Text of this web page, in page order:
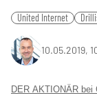
United Internet
10.05.2019,
DER AKTIONÄR bei